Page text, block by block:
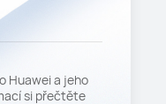
Huawei a jeho
si přečtěte